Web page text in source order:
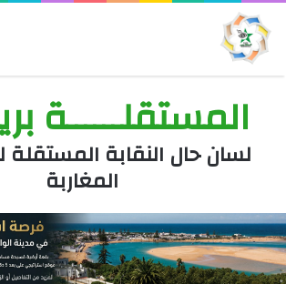
المستقلــــــة
لسان حال النقابة المستقلة
المغاربة